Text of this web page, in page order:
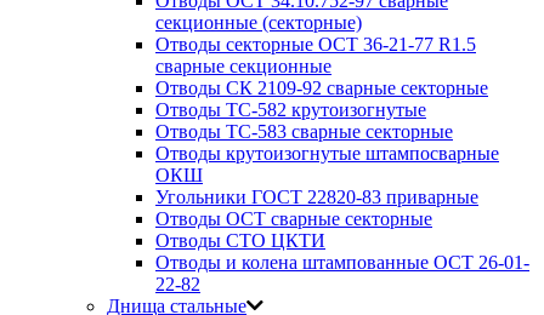
секционные (секторные)
Отводы секторные ОСТ 36-21-77 R1.5
сварные секционные
Отводы СК 2109-92 сварные секторные
Отводы ТС-582 крутоизогнутые
Отводы ТС-583 сварные секторные
Отводы крутоизогнутые штампосварные
ОКШ
Угольники ГОСТ 22820-83 приварные
Отводы ОСТ сварные секторные
Отводы СТО ЦКТИ
Отводы и колена штампованные ОСТ 26-01-
22-82
Днища стальные